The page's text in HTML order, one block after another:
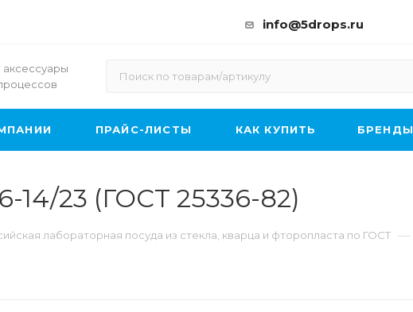
info@5drops.ru
ПРАЙС-ЛИСТЫ КАК КУПИТЬ БРЕНДЫ
14/23 (ГОСТ 25336-82)
лабораторная посуда из стекла, кварца и фторопласта по ГОСТ —